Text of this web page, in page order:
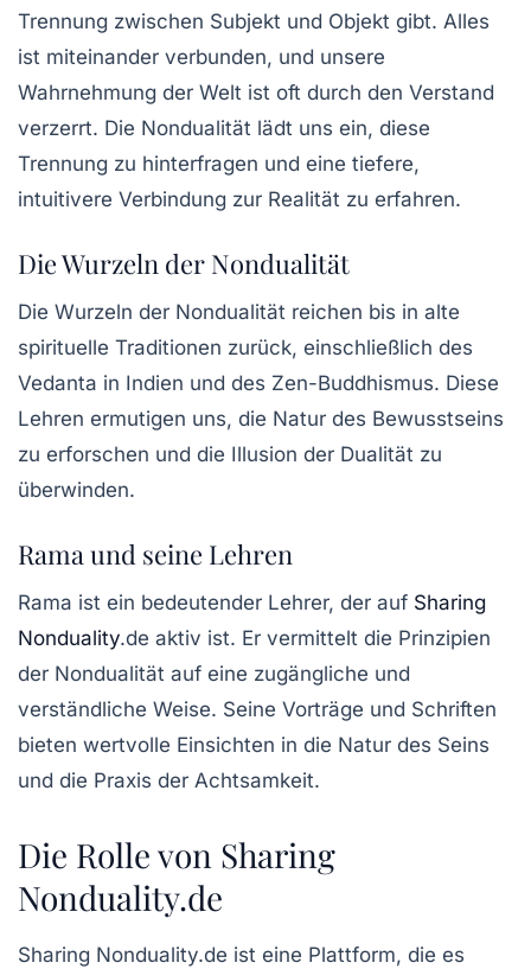
Trennung zwischen Subjekt und Objekt gibt. Alles
ist miteinander verbunden, und unsere
Wahrnehmung der Welt ist oft durch den Verstand
verzerrt. Die Nondualität lädt uns ein, diese
Trennung zu hinterfragen und eine tiefere,
intuitivere Verbindung zur Realität zu erfahren.
Die Wurzeln der Nondualität
Die Wurzeln der Nondualität reichen bis in alte
spirituelle Traditionen zurück, einschließlich des
Vedanta in Indien und des Zen-Buddhismus. Diese
Lehren ermutigen uns, die Natur des Bewusstseins
zu erforschen und die Illusion der Dualität zu
überwinden.
Rama und seine Lehren
Rama ist ein bedeutender Lehrer, der auf Sharing
Nonduality.de aktiv ist. Er vermittelt die Prinzipien
der Nondualität auf eine zugängliche und
verständliche Weise. Seine Vorträge und Schriften
bieten wertvolle Einsichten in die Natur des Seins
und die Praxis der Achtsamkeit.
Die Rolle von Sharing
Nonduality.de
Sharing Nonduality.de ist eine Plattform, die es